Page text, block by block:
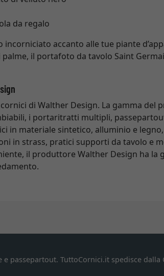
da regalo
incorniciato accanto alle tue piante
il portafoto da tavolo Saint
di Walther Design. La gamma
i portaritratti multipli,
in materiale sintetico, alluminio e
in strass, pratici supporti da tavolo e
il produttore Walther Design ha la
passepartout. TuttoCornici.it spedisce dalla